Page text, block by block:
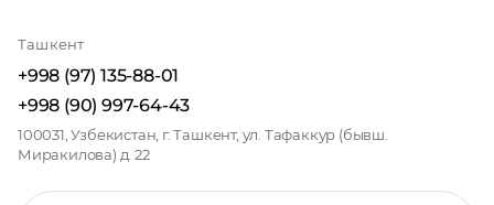
Ташкент
+998 (97) 135-88-01
+998 (90) 997-64-43
100031, Узбекистан, г. Ташкент, ул. Тафаккур (бывш.
Миракилова) д. 22